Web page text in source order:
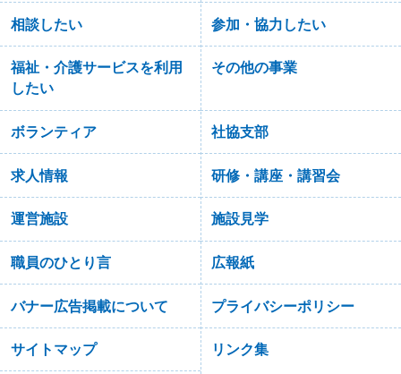
相談したい 参加・協力したい
福祉・介護サービスを利用
したい
その他の事業
ボランティア 社協支部
求人情報 研修・講座・講習会
運営施設 施設見学
職員のひとり言 広報紙
バナー広告掲載について プライバシーポリシー
サイトマップ リンク集